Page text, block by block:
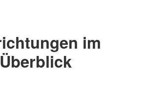
im
Überblick